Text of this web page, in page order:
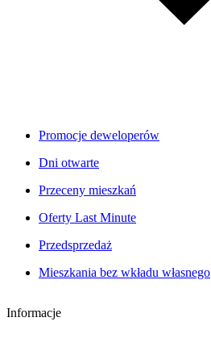
Promocje deweloperów
Dni otwarte
Przeceny mieszkań
Oferty Last Minute
Przedsprzedaż
Mieszkania bez wkładu własnego
Informacje